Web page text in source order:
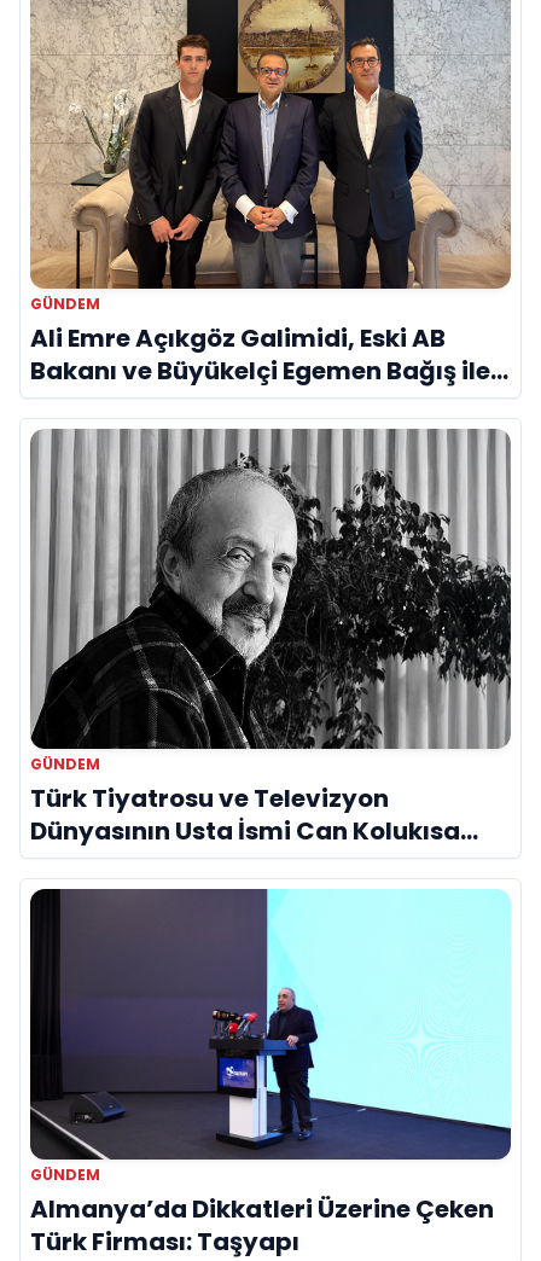
GÜNDEM
Ali Emre Açıkgöz Galimidi, Eski AB
Bakanı ve Büyükelçi Egemen Bağış ile
Bir Araya Geldi
GÜNDEM
Türk Tiyatrosu ve Televizyon
Dünyasının Usta İsmi Can Kolukısa
Hayatını Kaybetti
GÜNDEM
Almanya’da Dikkatleri Üzerine Çeken
Türk Firması: Taşyapı